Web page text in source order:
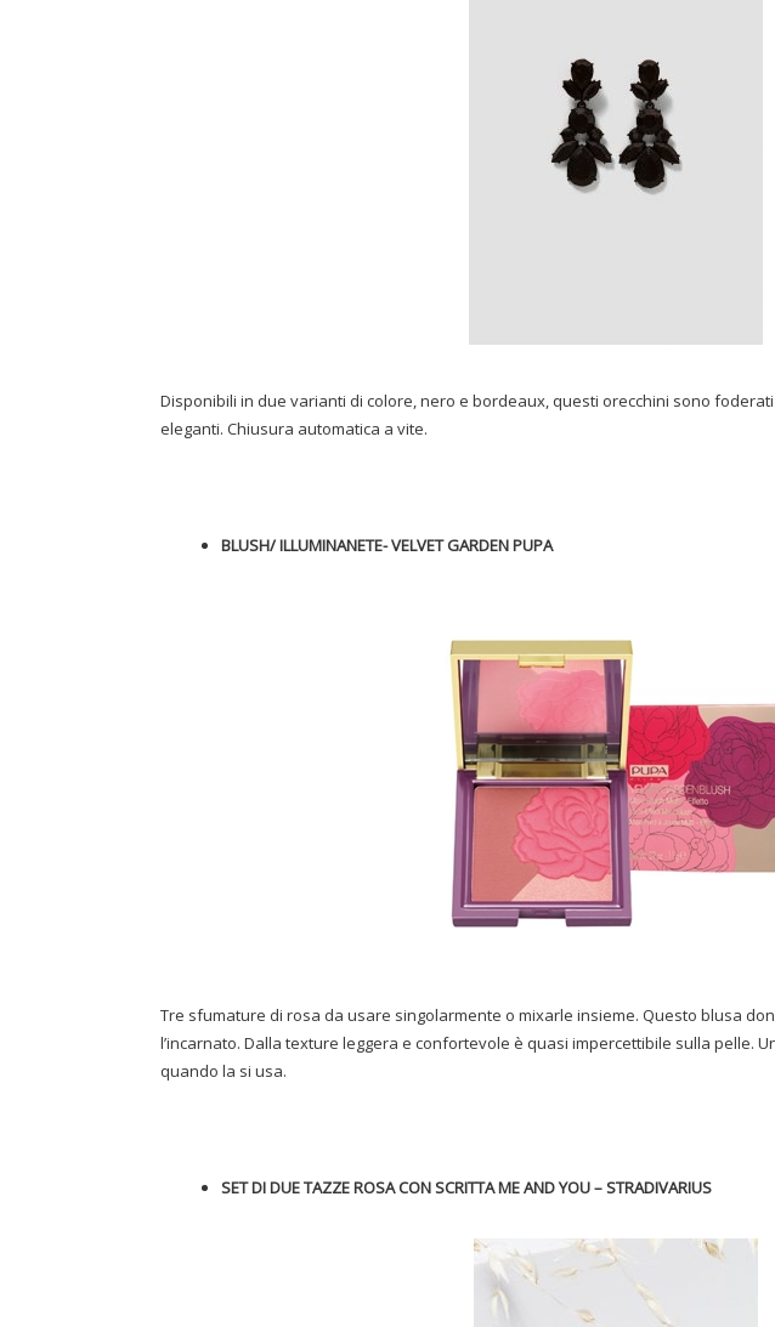
Disponibili in due varianti di colore, nero e bordeaux, questi orecchini sono
eleganti. Chiusura automatica a vite.
BLUSH/ ILLUMINANETE- VELVET GARDEN PUPA
Tre sfumature di rosa da usare singolarmente o mixarle insieme. Questo blusa
l’incarnato. Dalla texture leggera e confortevole è quasi impercettibile sulla pelle.
quando la si usa.
SET DI DUE TAZZE ROSA CON SCRITTA ME AND YOU – STRADIVARIUS